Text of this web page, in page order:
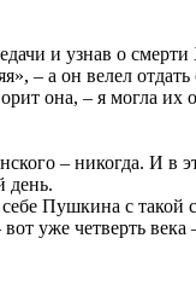
и узнав о
– а он велел
она, – я могла их
– никогда. И в
день.
Пушкина с такой
уже четверть века